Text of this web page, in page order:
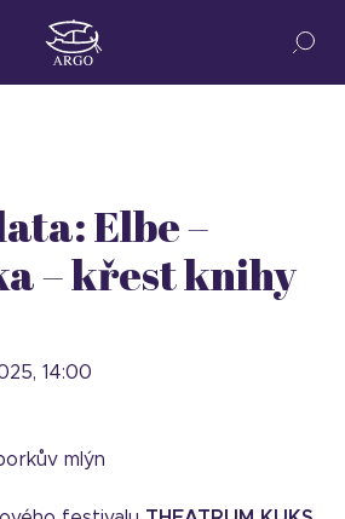
Elbe –
– křest knihy
14:00
mlýn